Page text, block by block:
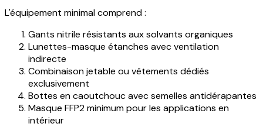
L'équipement minimal comprend :
Gants nitrile résistants aux solvants organiques
Lunettes-masque étanches avec ventilation
indirecte
Combinaison jetable ou vêtements dédiés
exclusivement
Bottes en caoutchouc avec semelles antidérapantes
Masque FFP2 minimum pour les applications en
intérieur